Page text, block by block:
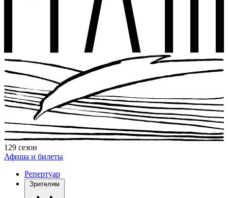
129 сезон
Афиша и билеты
Репертуар
Зрителям